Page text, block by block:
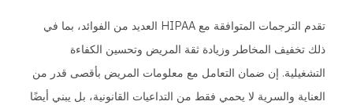
تقدم الترجمات المتوافقة مع HIPAA العديد من الفوائد، بما في
ذلك تخفيف المخاطر وزيادة ثقة المريض وتحسين الكفاءة
التشغيلية. إن ضمان التعامل مع معلومات المريض بأقصى قدر من
العناية والسرية لا يحمي فقط من التداعيات القانونية، بل يبني أيضًا